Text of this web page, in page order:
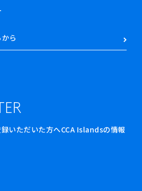
ら
いただいた方へCCA Islandsの情報